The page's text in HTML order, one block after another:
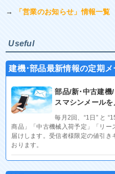
→ 「営業のお知らせ」情報一覧
Useful
建機･部品最新情報の定期メ
部品/新･中古建
スマシンメールを
毎月2回、“1日” と
商品」「中古機械入荷予定」「リ
届けします。受信者様限定の値引
おります。